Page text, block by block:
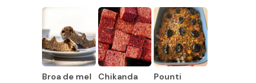
Broa de mel Chikanda Pounti